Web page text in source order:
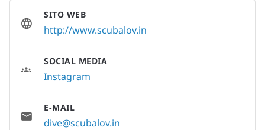
SITO WEB
http://www.scubalov.in
SOCIAL MEDIA
Instagram
E-MAIL
dive@scubalov.in